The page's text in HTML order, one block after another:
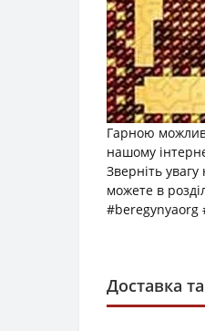
Гарною
нашому
Зверніть
можете в
#beregynyaorg
Доставка